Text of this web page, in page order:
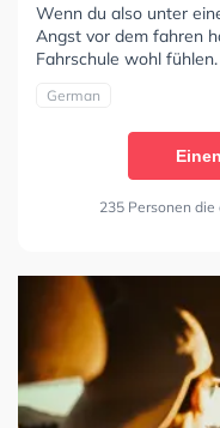
Wenn du also unter
Angst vor dem fahren
Fahrschule wohl
German
235 Personen